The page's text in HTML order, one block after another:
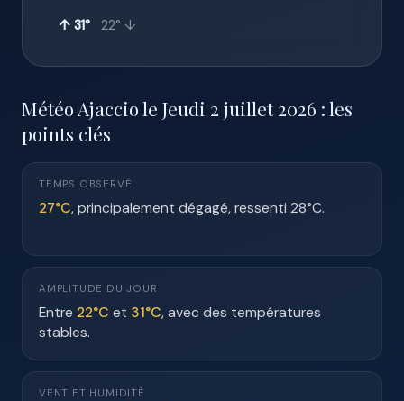
↑ 31° 22° ↓
Météo Ajaccio le Jeudi 2 juillet 2026 : les
points clés
TEMPS OBSERVÉ
27°C, principalement dégagé, ressenti 28°C.
AMPLITUDE DU JOUR
Entre 22°C et 31°C, avec des températures
stables.
VENT ET HUMIDITÉ